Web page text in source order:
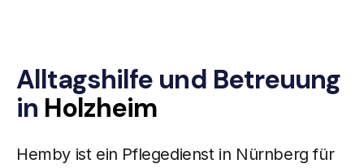
Alltagshilfe und Betreuung
in Holzheim
Hemby ist ein Pflegedienst in Nürnberg für